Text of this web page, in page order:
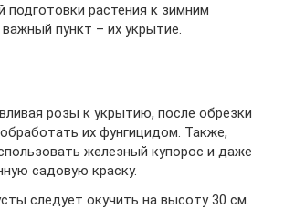
подготовки растения к зимним
пункт – их укрытие.
розы к укрытию, после обрезки
их фунгицидом. Также,
железный купорос и даже
садовую краску.
следует окучить на высоту 30 см.